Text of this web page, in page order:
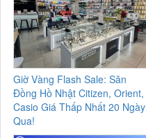
Giờ Vàng Flash Sale: Săn
Đồng Hồ Nhật Citizen, Orient,
Casio Giá Thấp Nhất 20 Ngày
Qua!